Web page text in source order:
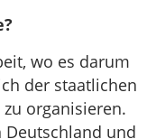
wo es darum
der staatlichen
organisieren.
Deutschland und